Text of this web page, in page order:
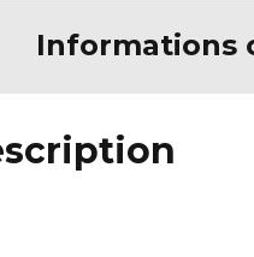
Informations